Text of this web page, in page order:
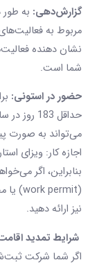
گزارش‌دهی: به طور
مربوط به
نشان دهنده
شما است.
حضور در استونی:
حداقل
می‌تواند به صورت
اجازه کار: ویزای
بنابراین، اگر
نیز ارائه دهید.
شرایط تمدید
اگر شما شرکت